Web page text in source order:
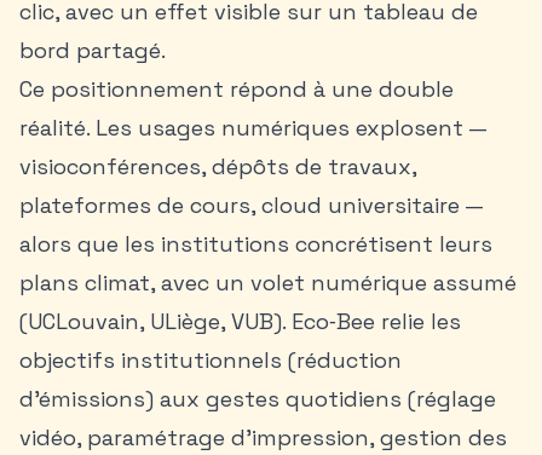
clic, avec un effet visible sur un tableau de
bord partagé.
Ce positionnement répond à une double
réalité. Les usages numériques explosent —
visioconférences, dépôts de travaux,
plateformes de cours, cloud universitaire —
alors que les institutions concrétisent leurs
plans climat, avec un volet numérique assumé
(UCLouvain, ULiège, VUB). Eco‑Bee relie les
objectifs institutionnels (réduction
d’émissions) aux gestes quotidiens (réglage
vidéo, paramétrage d’impression, gestion des